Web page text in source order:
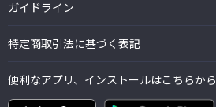
ガイドライン
特定商取引法に基づく表記
便利なアプリ、インストールはこちらから